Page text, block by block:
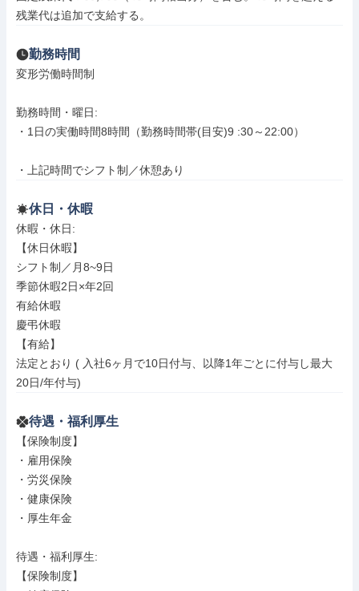
残業代は追加で支給する。
勤務時間
変形労働時間制
勤務時間・曜日:
・1日の実働時間8時間（勤務時間帯(目安)9 :30～22:00）
・上記時間でシフト制／休憩あり
休日・休暇
休暇・休日:
【休日休暇】
シフト制／月8~9日
季節休暇2日×年2回
有給休暇
慶弔休暇
【有給】
法定とおり ( 入社6ヶ月で10日付与、以降1年ごとに付与し最大
20日/年付与)
待遇・福利厚生
【保険制度】
・雇用保険
・労災保険
・健康保険
・厚生年金
待遇・福利厚生:
【保険制度】